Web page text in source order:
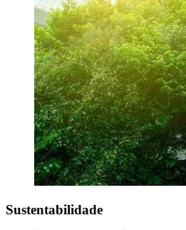
Sustentabilidade